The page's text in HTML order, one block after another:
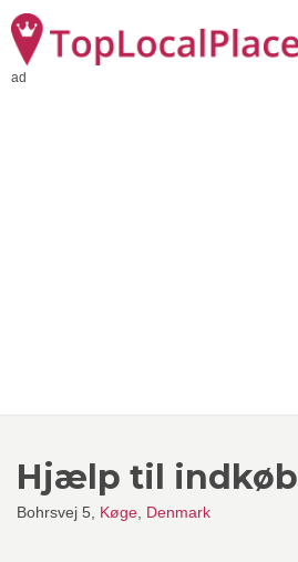
ad
Hjælp til indkøb
Bohrsvej 5, Køge Denmark